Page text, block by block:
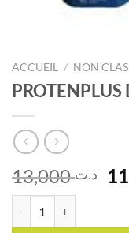
ACCUEIL / NON
PROTENPLUS
د.ت13,000
Le